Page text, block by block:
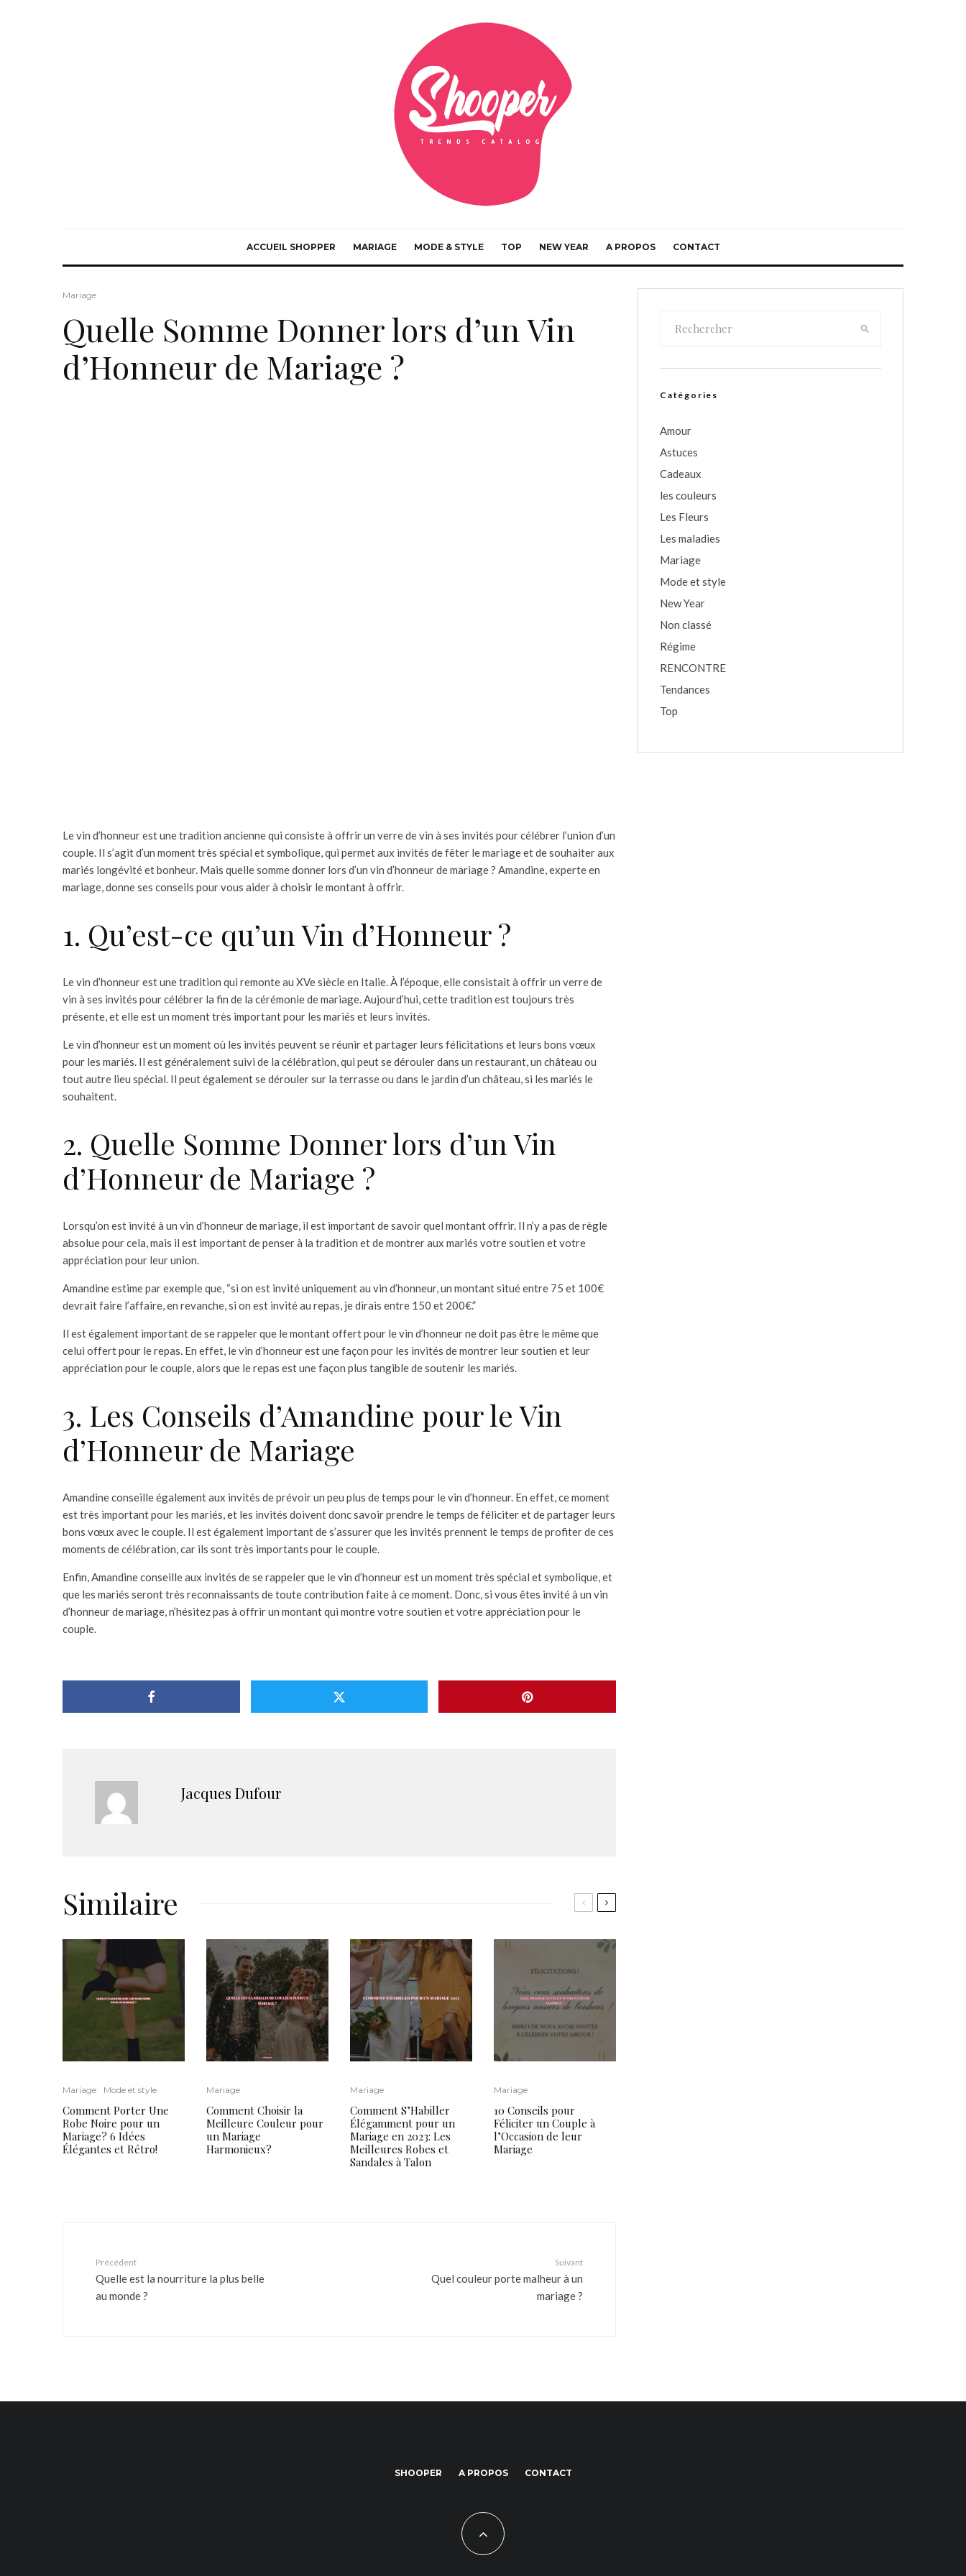
ACCUEIL SHOPPER MARIAGE MODE & STYLE TOP NEW YEAR A PROPOS CONTACT
Mariage
Quelle Somme Donner lors d’un Vin
d’Honneur de Mariage ?
Le vin d’honneur est une tradition ancienne qui consiste à offrir un verre de vin à ses invités pour célébrer l’union d’un
couple. Il s’agit d’un moment très spécial et symbolique, qui permet aux invités de fêter le mariage et de souhaiter aux
mariés longévité et bonheur. Mais quelle somme donner lors d’un vin d’honneur de mariage ? Amandine, experte en
mariage, donne ses conseils pour vous aider à choisir le montant à offrir.
1. Qu’est-ce qu’un Vin d’Honneur ?
Le vin d’honneur est une tradition qui remonte au XVe siècle en Italie. À l’époque, elle consistait à offrir un verre de
vin à ses invités pour célébrer la fin de la cérémonie de mariage. Aujourd’hui, cette tradition est toujours très
présente, et elle est un moment très important pour les mariés et leurs invités.
Le vin d’honneur est un moment où les invités peuvent se réunir et partager leurs félicitations et leurs bons vœux
pour les mariés. Il est généralement suivi de la célébration, qui peut se dérouler dans un restaurant, un château ou
tout autre lieu spécial. Il peut également se dérouler sur la terrasse ou dans le jardin d’un château, si les mariés le
souhaitent.
2. Quelle Somme Donner lors d’un Vin
d’Honneur de Mariage ?
Lorsqu’on est invité à un vin d’honneur de mariage, il est important de savoir quel montant offrir. Il n’y a pas de règle
absolue pour cela, mais il est important de penser à la tradition et de montrer aux mariés votre soutien et votre
appréciation pour leur union.
Amandine estime par exemple que, “si on est invité uniquement au vin d’honneur, un montant situé entre 75 et 100€
devrait faire l’affaire, en revanche, si on est invité au repas, je dirais entre 150 et 200€.”
Il est également important de se rappeler que le montant offert pour le vin d’honneur ne doit pas être le même que
celui offert pour le repas. En effet, le vin d’honneur est une façon pour les invités de montrer leur soutien et leur
appréciation pour le couple, alors que le repas est une façon plus tangible de soutenir les mariés.
3. Les Conseils d’Amandine pour le Vin
d’Honneur de Mariage
Amandine conseille également aux invités de prévoir un peu plus de temps pour le vin d’honneur. En effet, ce moment
est très important pour les mariés, et les invités doivent donc savoir prendre le temps de féliciter et de partager leurs
bons vœux avec le couple. Il est également important de s’assurer que les invités prennent le temps de profiter de ces
moments de célébration, car ils sont très importants pour le couple.
Enfin, Amandine conseille aux invités de se rappeler que le vin d’honneur est un moment très spécial et symbolique, et
que les mariés seront très reconnaissants de toute contribution faite à ce moment. Donc, si vous êtes invité à un vin
d’honneur de mariage, n’hésitez pas à offrir un montant qui montre votre soutien et votre appréciation pour le
couple.
Jacques Dufour
Similaire
Mariage Mode et style
Comment Porter Une
Robe Noire pour un
Mariage? 6 Idées
Élégantes et Rétro!
Mariage
Comment Choisir la
Meilleure Couleur pour
un Mariage
Harmonieux?
Mariage
Comment S’Habiller
Élégamment pour un
Mariage en 2023: Les
Meilleures Robes et
Sandales à Talon
Mariage
10 Conseils pour
Féliciter un Couple à
l’Occasion de leur
Mariage
Précédent
Quelle est la nourriture la plus belle
au monde ?
Suivant
Quel couleur porte malheur à un
mariage ?
Catégories
Amour
Astuces
Cadeaux
les couleurs
Les Fleurs
Les maladies
Mariage
Mode et style
New Year
Non classé
Régime
RENCONTRE
Tendances
Top
SHOOPER A PROPOS CONTACT